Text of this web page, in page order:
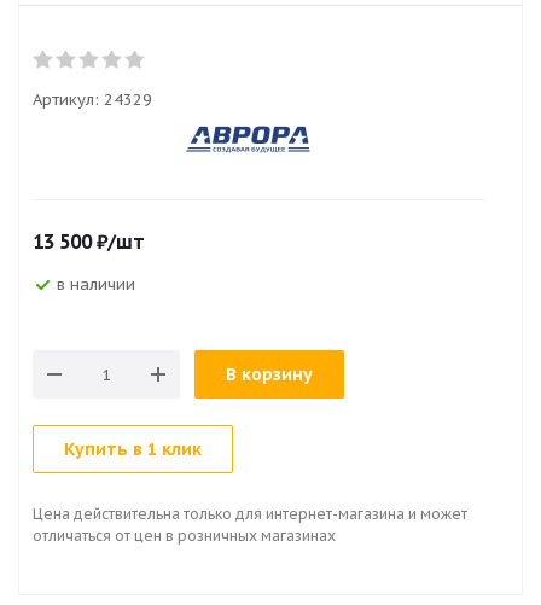
Артикул: 24329
13 500₽/шт
в наличии
В корзину
Купить в 1 клик
Цена действительна только для интернет-магазина и может
отличаться от цен в розничных магазинах